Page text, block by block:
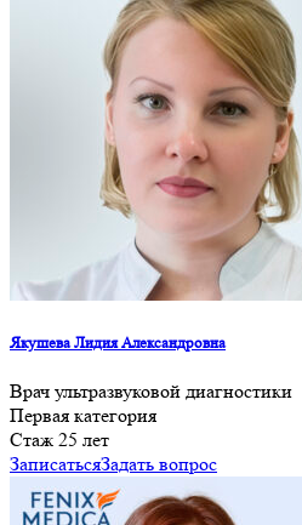
Якушева Лидия Александровна
Врач ультразвуковой диагностики
Первая категория
Cтаж 25 лет
ЗаписатьсяЗадать вопрос